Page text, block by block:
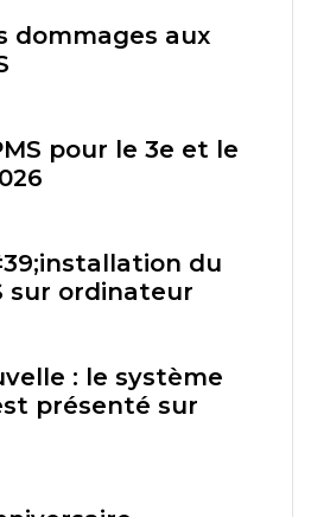
dommages aux
pour le 3e et le
du
sur ordinateur
: le système
présenté sur